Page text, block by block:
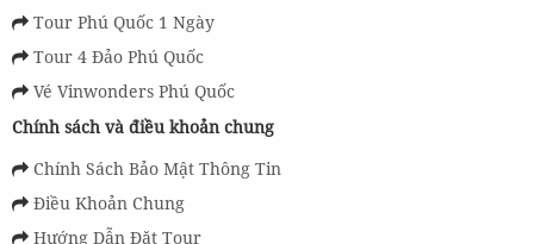
Tour Phú Quốc 1 Ngày
Tour 4 Đảo Phú Quốc
Vé Vinwonders Phú Quốc
Chính sách và điều khoản chung
Chính Sách Bảo Mật Thông Tin
Điều Khoản Chung
Hướng Dẫn Đặt Tour